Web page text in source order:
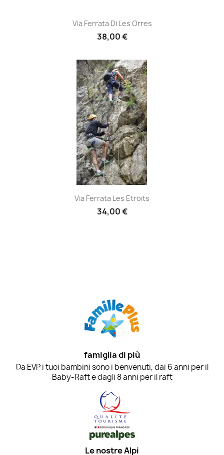
Via Ferrata Di Les Orres
38,00 €
Via Ferrata Les Etroits
34,00 €
famiglia di più
Da EVP i tuoi bambini sono i benvenuti, dai 6 anni per il
Baby-Raft e dagli 8 anni per il raft
Le nostre Alpi